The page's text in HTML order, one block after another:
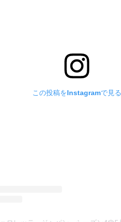
この投稿をInstagramで見る